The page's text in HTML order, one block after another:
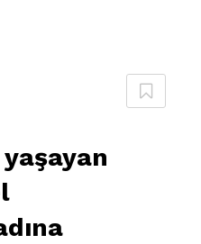
yaşayan